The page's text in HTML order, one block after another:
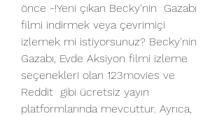
önce -!Yeni çıkan Becky'nin  Gazabı
filmi indirmek veya çevrimiçi
izlemek mi istiyorsunuz? Becky'nin
Gazabı, Evde Aksiyon filmi izleme
seçenekleri olan 123movies ve
Reddit  gibi ücretsiz yayın
platformlarında mevcuttur. Ayrıca,